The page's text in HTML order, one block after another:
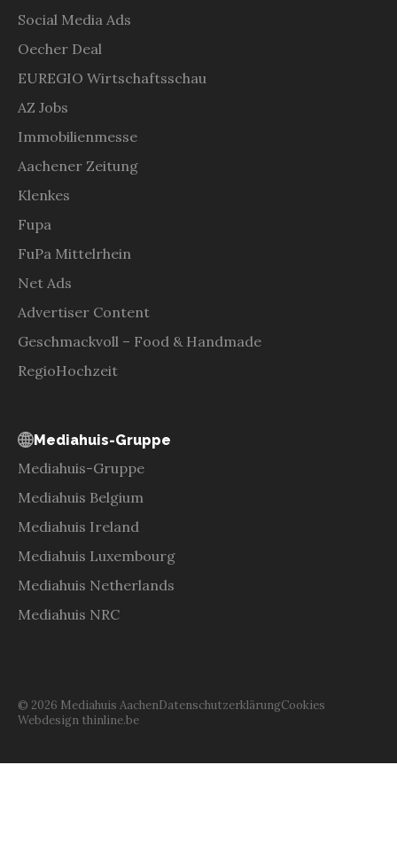
Social Media Ads
Oecher Deal
EUREGIO Wirtschaftsschau
AZ Jobs
Immobilienmesse
Aachener Zeitung
Klenkes
Fupa
FuPa Mittelrhein
Net Ads
Advertiser Content
Geschmackvoll – Food & Handmade
RegioHochzeit
Mediahuis-Gruppe
Mediahuis-Gruppe
Mediahuis Belgium
Mediahuis Ireland
Mediahuis Luxembourg
Mediahuis Netherlands
Mediahuis NRC
© 2026 Mediahuis AachenDatenschutzerklärungCookies
Webdesign thinline.be